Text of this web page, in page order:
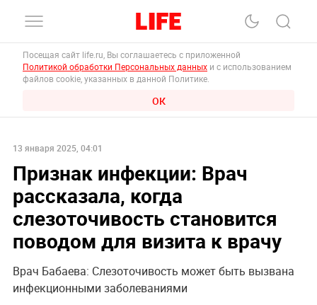
Посещая сайт life.ru, Вы соглашаетесь с приложенной
Политикой обработки Персональных данных и с использованием
файлов cookie, указанных в данной Политике.
ОК
13 января 2025, 04:01
Признак инфекции: Врач
рассказала, когда
слезоточивость становится
поводом для визита к врачу
Врач Бабаева: Слезоточивость может быть вызвана
инфекционными заболеваниями